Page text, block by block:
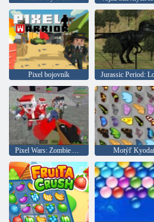
Pixel bojovník
Pixel Wars: Zombie Apokalypsa Motýľ Kyodai